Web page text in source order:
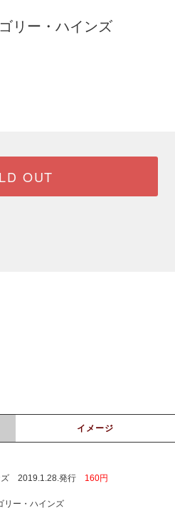
リー・ハインズ
OUT
イメージ
ズ 2019.1.28.発行 160円